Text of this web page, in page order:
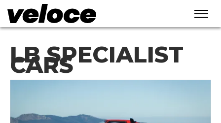
LB SPECIALIST
CARS